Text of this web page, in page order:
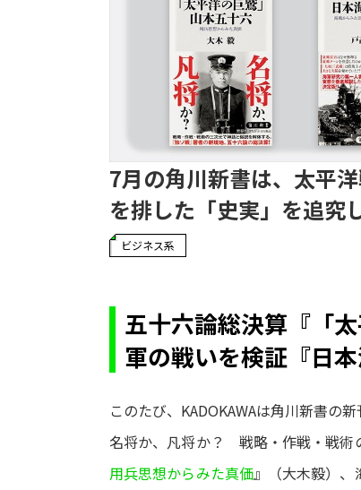
7月の角川新書は、太平
を排した「史実」を追究
ビジネス系
五十六論総決算『「
軍の戦いを検証『日
このたび、KADOKAWAは角川新書の
名将か、凡将か？ 戦略・作戦・戦術
用兵思想からみた真価』（大木毅）、